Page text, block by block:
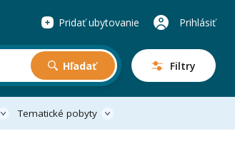
Hľadať Filtry
Pridať ubytovanie Prihlásiť
Tematické pobyty